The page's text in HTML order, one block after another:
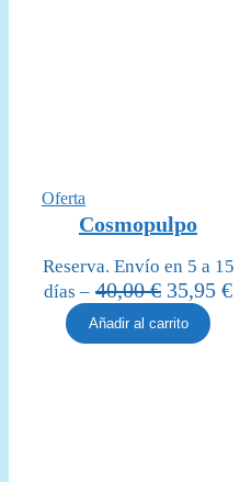
Oferta
en
oferta
Cosmopulpo
Reserva. Envío en 5 a 15
días – 40,00€ El
precio
original
35,95 €El
Añadir al carrito